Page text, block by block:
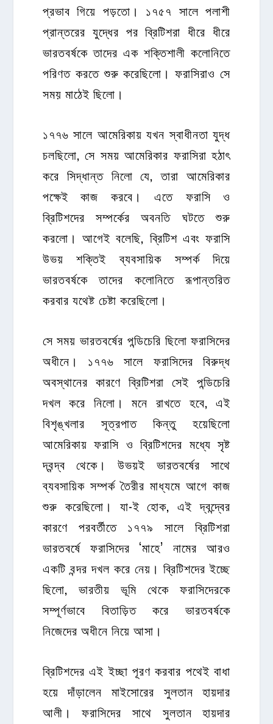
প্রভাব গিয়ে পড়তো। ১৭৫৭ সালে পলাশী
প্রান্তরের যুদ্ধের পর ব্রিটিশরা ধীরে ধীরে
ভারতবর্ষকে তাদের এক শক্তিশালী কলোনিতে
পরিণত করতে শুরু করেছিলো। ফরাসিরাও সে
সময় মাঠেই ছিলো।
১৭৭৬ সালে আমেরিকায় যখন স্বাধীনতা যুদ্ধ
চলছিলো, সে সময় আমেরিকার ফরাসিরা হঠাৎ
করে সিদ্ধান্ত নিলো যে, তারা আমেরিকার
পক্ষেই কাজ করবে। এতে ফরাসি ও
ব্রিটিশদের সম্পর্কের অবনতি ঘটতে শুরু
করলো। আগেই বলেছি, ব্রিটিশ এবং ফরাসি
উভয় শক্তিই ব্যবসায়িক সম্পর্ক দিয়ে
ভারতবর্ষকে তাদের কলোনিতে রূপান্তরিত
করবার যথেষ্ট চেষ্টা করেছিলো।
সে সময় ভারতবর্ষের পন্ডিচেরি ছিলো ফরাসিদের
অধীনে। ১৭৭৬ সালে ফরাসিদের বিরুদ্ধ
অবস্থানের কারণে ব্রিটিশরা সেই পন্ডিচেরি
দখল করে নিলো। মনে রাখতে হবে, এই
বিশৃঙ্খলার সূত্রপাত কিন্তু হয়েছিলো
আমেরিকায় ফরাসি ও ব্রিটিশদের মধ্যে সৃষ্ট
দ্বন্দ্ব থেকে। উভয়ই ভারতবর্ষের সাথে
ব্যবসায়িক সম্পর্ক তৈরীর মাধ্যমে আগে কাজ
শুরু করেছিলো। যা-ই হোক, এই দ্বন্দ্বের
কারণে পরবর্তীতে ১৭৭৯ সালে ব্রিটিশরা
ভারতবর্ষে ফরাসিদের ‘মাহে’ নামের আরও
একটি বন্দর দখল করে নেয়। ব্রিটিশদের ইচ্ছে
ছিলো, ভারতীয় ভূমি থেকে ফরাসিদেরকে
সম্পূর্ণভাবে বিতাড়িত করে ভারতবর্ষকে
নিজেদের অধীনে নিয়ে আসা।
ব্রিটিশদের এই ইচ্ছা পূরণ করবার পথেই বাধা
হয়ে দাঁড়ালেন মাইসোরের সুলতান হায়দার
আলী। ফরাসিদের সাথে সুলতান হায়দার